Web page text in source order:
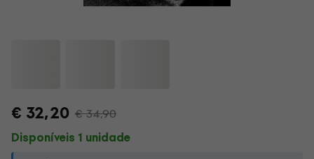
€ 32,20 € 34,90
Disponíveis 1 unidade